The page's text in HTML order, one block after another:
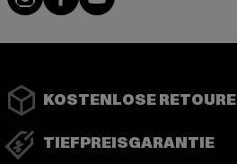
KOSTENLOSE RETOURE
TIEFPREISGARANTIE